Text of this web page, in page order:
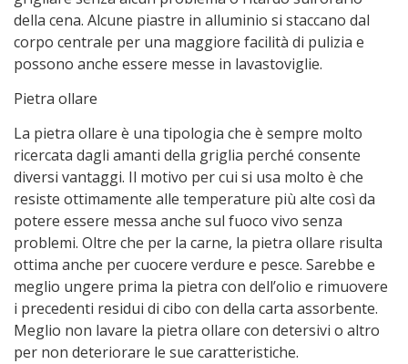
della cena. Alcune piastre in alluminio si staccano dal
corpo centrale per una maggiore facilità di pulizia e
possono anche essere messe in lavastoviglie.
Pietra ollare
La pietra ollare è una tipologia che è sempre molto
ricercata dagli amanti della griglia perché consente
diversi vantaggi. Il motivo per cui si usa molto è che
resiste ottimamente alle temperature più alte così da
potere essere messa anche sul fuoco vivo senza
problemi. Oltre che per la carne, la pietra ollare risulta
ottima anche per cuocere verdure e pesce. Sarebbe e
meglio ungere prima la pietra con dell’olio e rimuovere
i precedenti residui di cibo con della carta assorbente.
Meglio non lavare la pietra ollare con detersivi o altro
per non deteriorare le sue caratteristiche.